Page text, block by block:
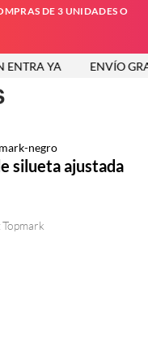
DE 3 UNIDADES O
YA ENVÍO
silueta ajustada
Topmark